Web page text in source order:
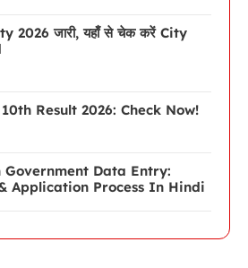
2026 जारी, यहाँ से चेक करें City
Result 2026: Check Now!
Government Data Entry:
Application Process In Hindi